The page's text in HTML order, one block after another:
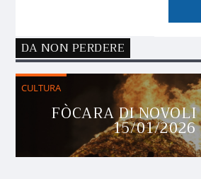
DA NON PERDERE
CULTURA
FÒCARA DI
15/01/2026